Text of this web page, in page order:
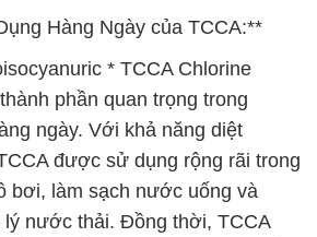
Hàng Ngày của TCCA:**
* TCCA Chlorine
phần quan trọng trong
ngày. Với khả năng diệt
được sử dụng rộng rãi trong
bơi, làm sạch nước uống và
nước thải. Đồng thời, TCCA